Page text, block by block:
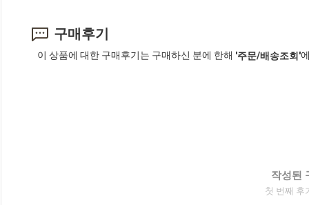
구매후기
이 상품에 대한 구매후기는 구매하신 분에 한해 '주문/배송조회'
작성된
첫 번째 후